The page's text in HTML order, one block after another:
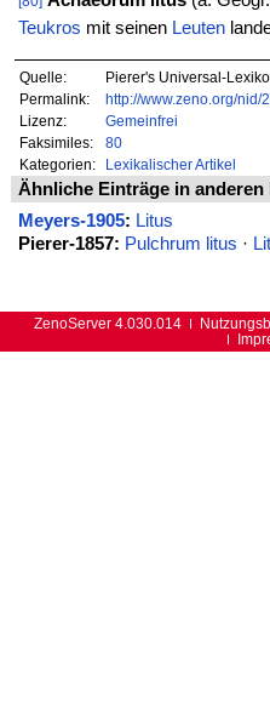
Teukros mit seinen Leuten
Quelle:
Pierer's Universal-
Permalink:
http://www.zeno.org/nid/
Lizenz:
Gemeinfrei
Faksimiles:
80
Kategorien:
Lexikalischer Artikel
Ähnliche Einträge in anderen
Meyers-1905: Litus
Pierer-1857: Pulchrum litus ·
ZenoServer 4.030.014